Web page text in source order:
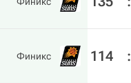
Финикс 114 :